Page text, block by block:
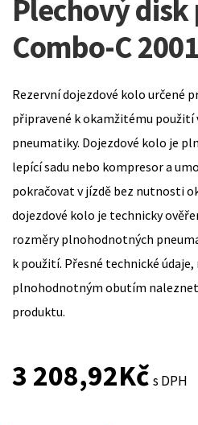
Plechový
Combo-C
Rezervní dojezdové kolo určené
připravené k okamžitému použití
pneumatiky. Dojezdové kolo je
lepící sadu nebo kompresor a
pokračovat v jízdě bez nutnosti
dojezdové kolo je technicky
rozměry plnohodnotných
k použití. Přesné technické
plnohodnotným obutím
produktu.
3 208,92Kč s DPH